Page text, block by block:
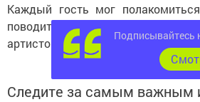
Каждый гость мог
поводить хоровод вместе с
артистов.
Следите за самым важным
Подписывайтесь